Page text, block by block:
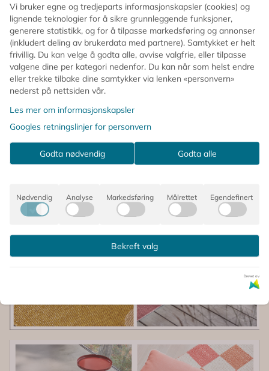
Vi bruker egne og tredjeparts informasjonskapsler (cookies) og
lignende teknologier for å sikre grunnleggende funksjoner,
generere statistikk, og for å tilpasse markedsføring og annonser
(inkludert deling av brukerdata med partnere). Samtykket er helt
frivillig. Du kan velge å godta alle, avvise valgfrie, eller tilpasse
valgene dine per kategori nedenfor. Du kan når som helst endre
eller trekke tilbake dine samtykker via lenken «personvern»
nederst på nettsiden vår.
Les mer om informasjonskapsler
Googles retningslinjer for personvern
Godta nødvendig Godta alle
Nødvendig Analyse Markedsføring Målrettet Egendefinert
Bekreft valg
Drevet av